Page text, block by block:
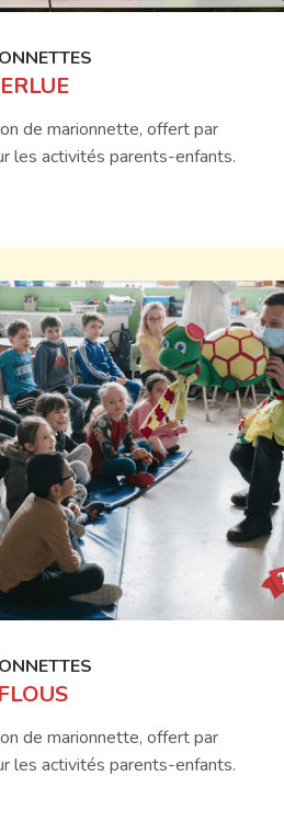
de marionnette, offert par
les activités parents-enfants.
de marionnette, offert par
les activités parents-enfants.